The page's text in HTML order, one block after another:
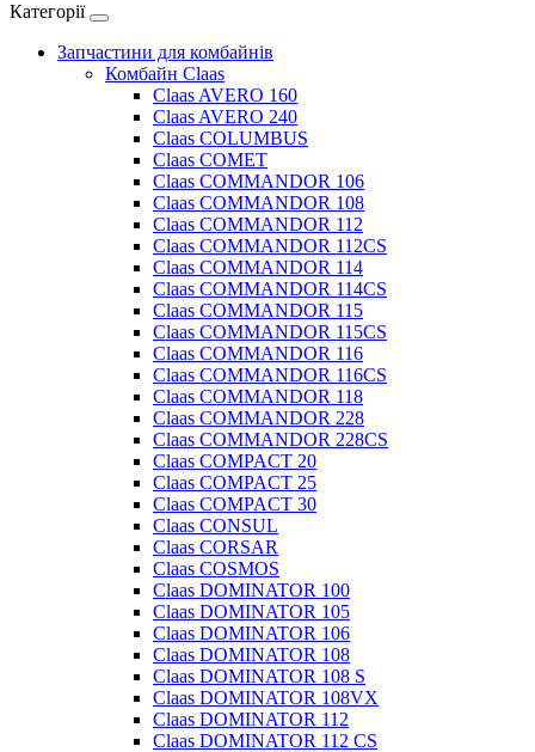
Категорії
Запчастини для комбайнів
Комбайн Claas
Claas AVERO 160
Claas AVERO 240
Claas COLUMBUS
Claas COMET
Claas COMMANDOR 106
Claas COMMANDOR 108
Claas COMMANDOR 112
Claas COMMANDOR 112CS
Claas COMMANDOR 114
Claas COMMANDOR 114CS
Claas COMMANDOR 115
Claas COMMANDOR 115CS
Claas COMMANDOR 116
Claas COMMANDOR 116CS
Claas COMMANDOR 118
Claas COMMANDOR 228
Claas COMMANDOR 228CS
Claas COMPACT 20
Claas COMPACT 25
Claas COMPACT 30
Claas CONSUL
Claas CORSAR
Claas COSMOS
Claas DOMINATOR 100
Claas DOMINATOR 105
Claas DOMINATOR 106
Claas DOMINATOR 108
Claas DOMINATOR 108 S
Claas DOMINATOR 108VX
Claas DOMINATOR 112
Claas DOMINATOR 112 CS